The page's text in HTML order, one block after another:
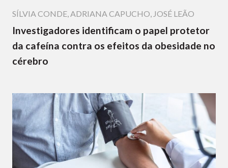
SÍLVIA CONDE,ADRIANA CAPUCHO, JOSÉ LEÃO
Investigadores identificam o papel protetor
da cafeína contra os efeitos da obesidade no
cérebro